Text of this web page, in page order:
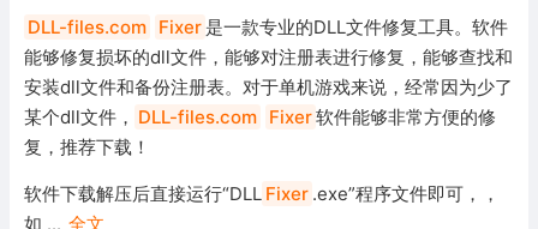
安全防御
系统下载
系统工具
DLL-files.com Fixer 是一款专业的DLL文件修复工具。软件
能够修复损坏的dll文件，能够对注册表进行修复，能够查找和
安装dll文件和备份注册表。对于单机游戏来说，经常因为少了
某个dll文件， DLL-files.com Fixer软件能够非常方便的修
复，推荐下载！
软件下载解压后直接运行“DLL Fixer .exe”程序文件即可，，
如 ... 全文